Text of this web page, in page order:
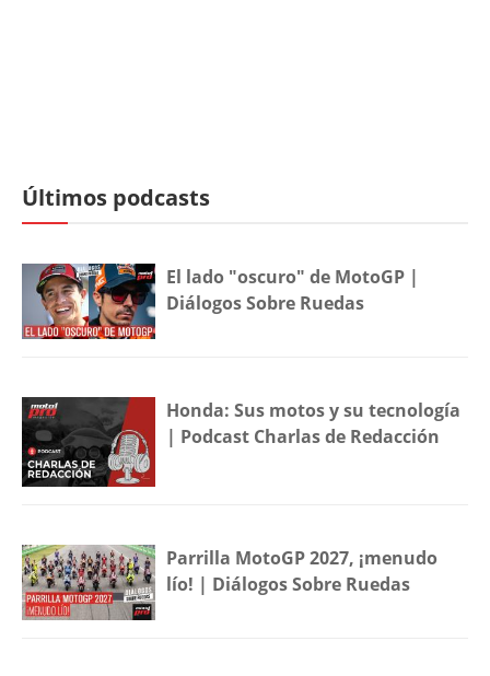
Últimos podcasts
El lado "oscuro" de MotoGP |
Diálogos Sobre Ruedas
Honda: Sus motos y su tecnología
| Podcast Charlas de Redacción
Parrilla MotoGP 2027, ¡menudo
lío! | Diálogos Sobre Ruedas